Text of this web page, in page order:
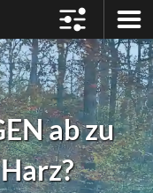
ab zu